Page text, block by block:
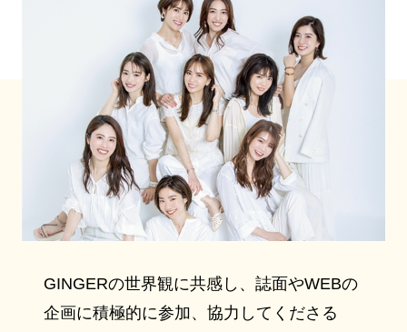
GINGERの世界観に共感し、誌面やWEBの
企画に積極的に参加、協力してくださる